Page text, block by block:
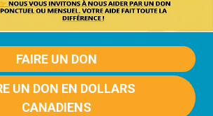
FAIRE UN DON
UN DON EN DOLLARS
CANADIENS